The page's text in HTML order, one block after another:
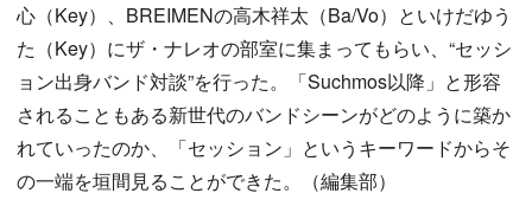
心（Key）、BREIMENの高木祥太（Ba/Vo）といけだゆう
た（Key）にザ・ナレオの部室に集まってもらい、“セッシ
ョン出身バンド対談”を行った。「Suchmos以降」と形容
されることもある新世代のバンドシーンがどのように築か
れていったのか、「セッション」というキーワードからそ
の一端を垣間見ることができた。（編集部）